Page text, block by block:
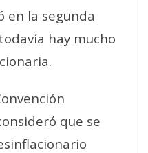
en la segunda
hay mucho
que se